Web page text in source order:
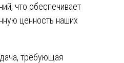
что обеспечивает
ценность наших
требующая